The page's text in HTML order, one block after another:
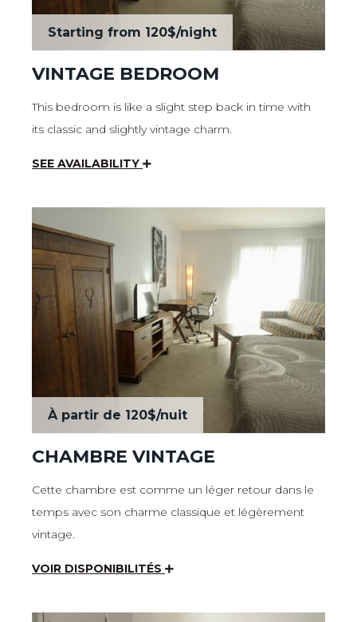
Starting from 120$/night
VINTAGE BEDROOM
This bedroom is like a slight step back in time with
its classic and slightly vintage charm.
SEE AVAILABILITY
À partir de 120$/nuit
CHAMBRE VINTAGE
Cette chambre est comme un léger retour dans le
temps avec son charme classique et légèrement
vintage.
VOIR DISPONIBILITÉS